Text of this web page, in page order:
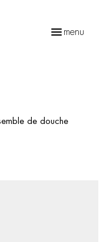
menu
de douche